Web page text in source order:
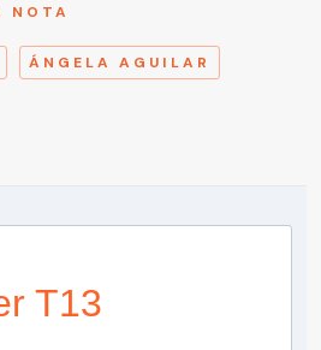
NOTA
ÁNGELA AGUILAR
T13